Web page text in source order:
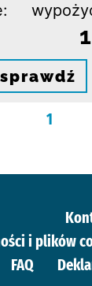
1
sprawdź
1
i plików
FAQ